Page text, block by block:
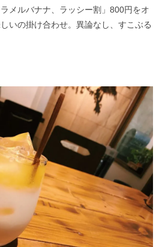
メルバナナ、ラッシー割」800円をオ
いの掛け合わせ。異論なし、すこぶる